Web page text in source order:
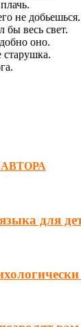
не добьешься.
бы весь свет.
оно.
для